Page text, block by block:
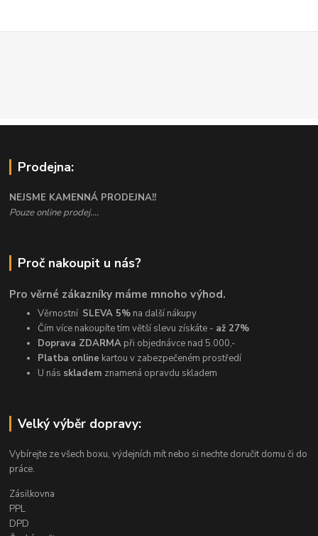
Prodejna:
NEJSME KAMENNÁ PRODEJNA!!
Pouze online prodej....
Proč nakoupit u nás?
Pro věrné zákazníky máme mnoho výhod.
Věrnostní SLEVA 5% na další nákupy
Čím více nakoupíte tím větší slevu získáte - až 27%
Doprava ZDARMA při objednávce nad 5.000,-
Platba online kartou v zabezpečeném prostředí
U nás skladem znamená opravdu skladem
Velký výběr dopravy:
Vybírejte ze všech boxu, výdejních mít nebo si nechte doručit domu či do
práce.
Zásilkovna
PPL
DPD